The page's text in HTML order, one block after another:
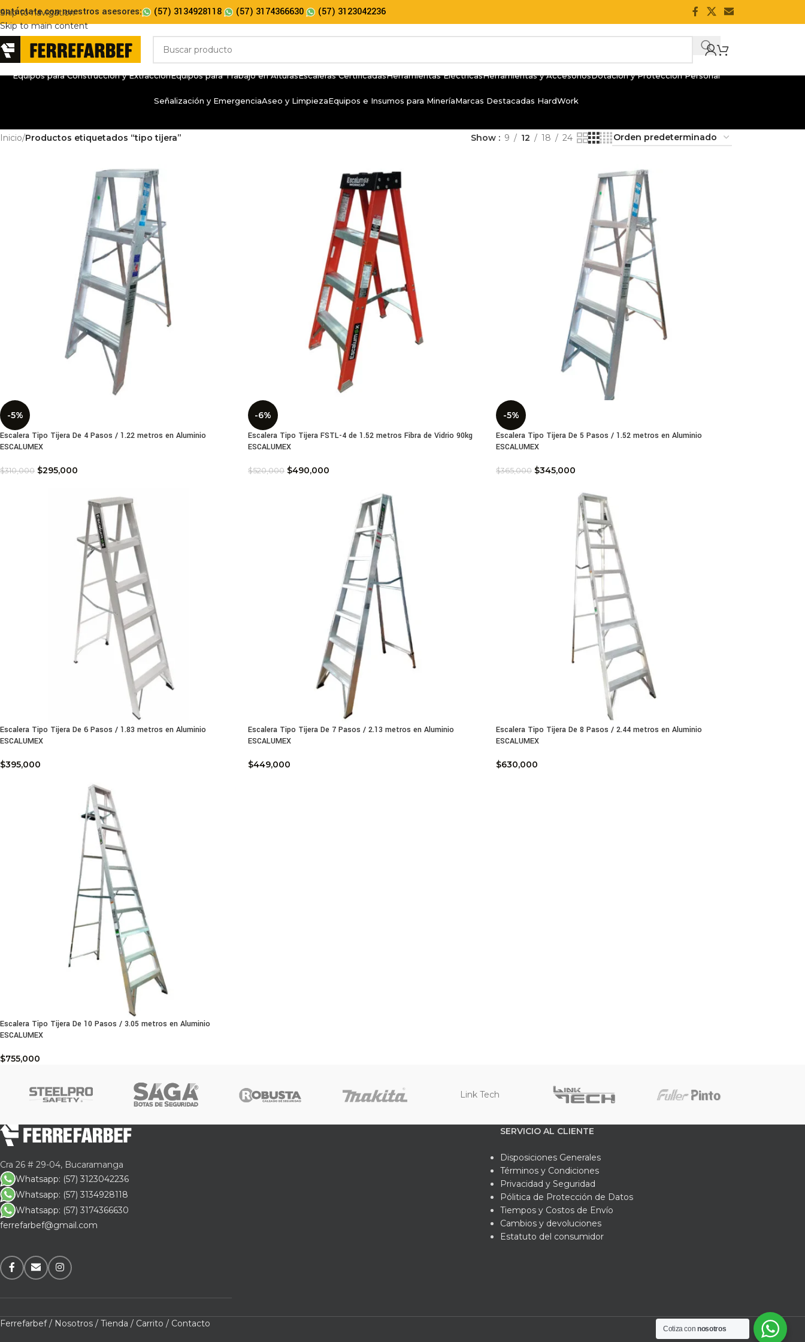
Skip to navigation
Skip to main content
con nuestros asesores: (57) 3134928118 (57) 3174366630 (57) 3123042236
Equipos para Construcción y ExtracciónEquipos para Trabajo en AlturasEscaleras CertificadasHerramientas EléctricasHerramientas y AccesoriosDotación y Protección Personal
Señalización y EmergenciaAseo y LimpiezaEquipos e Insumos para MineríaMarcas Destacadas HardWork
Inicio/Productos etiquetados “tipo tijera” Show 9 12 18 24
-5%
Escalera Tipo Tijera De 4 Pasos / 1.22 metros en Aluminio
ESCALUMEX
$310,000 $295,000
-6%
Escalera Tipo Tijera FSTL-4 de 1.52 metros Fibra de Vidrio 90kg
ESCALUMEX
$520,000 $490,000
-5%
Escalera Tipo Tijera De 5 Pasos / 1.52 metros en Aluminio
ESCALUMEX
$365,000 $345,000
Escalera Tipo Tijera De 6 Pasos / 1.83 metros en Aluminio
ESCALUMEX
$395,000
Escalera Tipo Tijera De 7 Pasos / 2.13 metros en Aluminio
ESCALUMEX
$449,000
Escalera Tipo Tijera De 8 Pasos / 2.44 metros en Aluminio
ESCALUMEX
$630,000
Escalera Tipo Tijera De 10 Pasos / 3.05 metros en Aluminio
ESCALUMEX
$755,000
Link Tech
Cra 26 # 29-04, Bucaramanga
Whatsapp: (57) 3123042236
Whatsapp: (57) 3134928118
Whatsapp: (57) 3174366630
ferrefarbef@gmail.com
SERVICIO AL CLIENTE
Disposiciones Generales
Términos y Condiciones
Privacidad y Seguridad
Pólitica de Protección de Datos
Tiempos y Costos de Envío
Cambios y devoluciones
Estatuto del consumidor
Ferrefarbef / Nosotros / Tienda / Carrito / Contacto
Cotiza connosotros